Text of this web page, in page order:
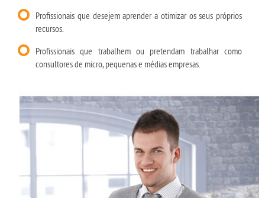
Profissionais que desejem aprender a otimizar os seus próprios
recursos.
Profissionais que trabalhem ou pretendam trabalhar como
consultores de micro, pequenas e médias empresas.